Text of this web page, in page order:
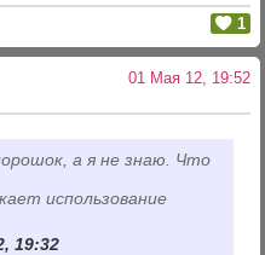
1
01 Мая 12, 19:52
а я не знаю. Что
использование
19:32